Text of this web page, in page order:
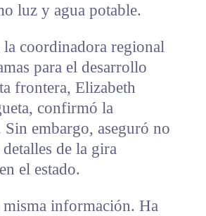
luz y agua potable.
la coordinadora regional
para el desarrollo
frontera, Elizabeth
confirmó la
embargo, aseguró no
de la gira
el estado.
misma información. Ha